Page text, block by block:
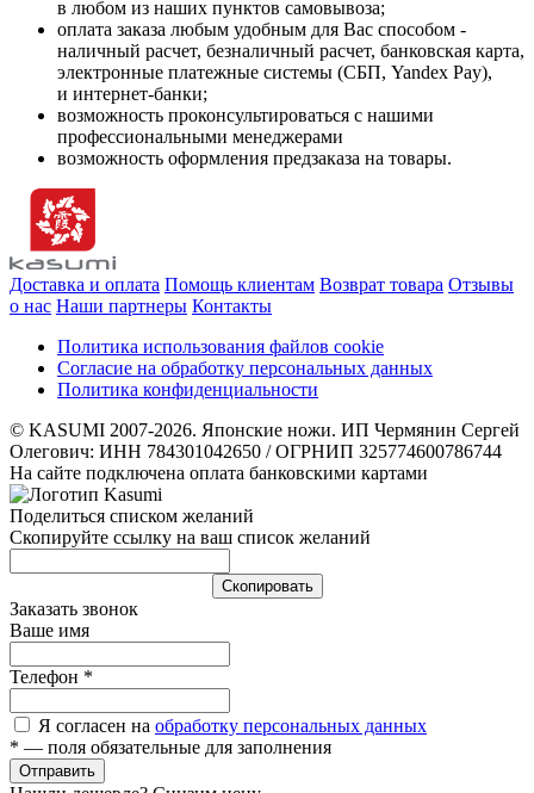
в любом из наших пунктов самовывоза;
оплата заказа любым удобным для Вас способом -
наличный расчет, безналичный расчет, банковская карта,
электронные платежные системы (СБП, Yandex Pay),
и интернет-банки;
возможность проконсультироваться с нашими
профессиональными менеджерами
возможность оформления предзаказа на товары.
Доставка и оплата Помощь клиентам Возврат товара Отзывы
о нас Наши партнеры Контакты
Политика использования файлов cookie
Согласие на обработку персональных данных
Политика конфиденциальности
© KASUMI 2007-2026. Японские ножи. ИП Чермянин Сергей
Олегович: ИНН 784301042650 / ОГРНИП 325774600786744
На сайте подключена оплата банковскими картами
Поделиться списком желаний
Скопируйте ссылку на ваш список желаний
Cкопировать
Заказать звонок
Ваше имя
Телефон *
Я согласен на обработку персональных данных
* — поля обязательные для заполнения
Отправить